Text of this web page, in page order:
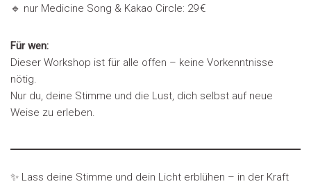
🔹 nur Medicine Song & Kakao Circle: 29 €
Für wen:
Dieser Workshop ist für alle offen – keine Vorkenntnisse
nötig.
Nur du, deine Stimme und die Lust, dich selbst auf neue
Weise zu erleben.
✨ Lass deine Stimme und dein Licht erblühen – in der Kraft